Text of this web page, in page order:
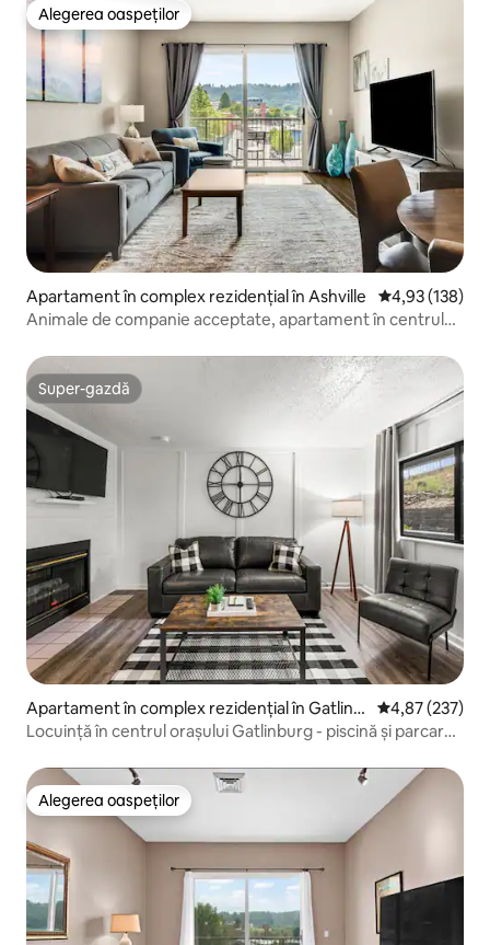
Alegerea oaspeților
Alegerea oaspeților
Apartament în complex rezidențial în Ashville Scor mediu de
4,93 (138)
Animale de companie acceptate, apartament în centrul
Super-gazdă
Super-gazdă
Apartament în complex rezidențial în Gatlinb
urg
Scor mediu de
4,87 (237)
Locuință în centrul orașului Gatlinburg - piscină și parcare
Alegerea oaspeților
Alegerea oaspeților